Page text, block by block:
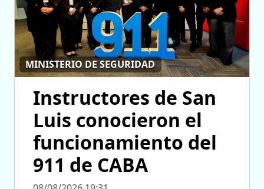
MINISTERIO DE SEGURIDAD
Instructores de San
Luis conocieron el
funcionamiento del
911 de CABA